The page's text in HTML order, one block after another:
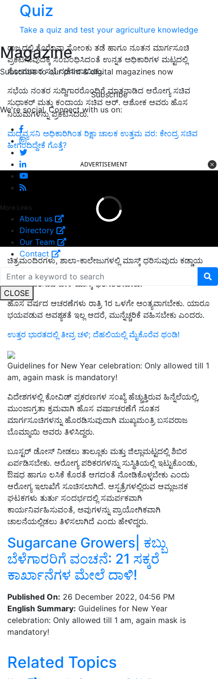
Quiz
Take a quiz and test your agriculture knowledge
Magazine
Subscribe to our print & digital magazines now
Subscribe
We're social. Connect with us on:
More Links
About us
Directory
Our Team
Contact
CLOSE
ರಾಜ್ಯದಲ್ಲಿ ಕೊರೊನಾ ಸೋಂಕು ತಡೆ ಹಾಗೂ ನೂತನ ಮಾರ್ಗಸೂಚಿ
ಪ್ರಕಟಿಸುವುದಕ್ಕೆ ಸಂಬಂಧಿಸಿದಂತೆ ಉನ್ನತ ಅಧಿಕಾರಿಗಳ ಮಟ್ಟದಲ್ಲಿ
ಸೋಮವಾರ ಸಭೆ ನಡೆಸಲಾಯಿತು.
ಸಭೆಯ ನಂತರ ಸುದ್ದಿಗಾರರೊಂದಿಗೆ ಮಾತನಾಡಿದ ಆರೋಗ್ಯ ಸಚಿವ
ಸುಧಾಕರ್‌ ಮತ್ತು ಕಂದಾಯ ಸಚಿವ ಆರ್‌. ಆಶೋಕ ಅವರು ಹೊಸ
ನಿಯಮಗಳನ್ನು ಪ್ರಕಟಿಸಿದರು.
ಮದ್ಯವ್ಯಸನಿ ಅಧಿಕಾರಿಗಿಂತ ರಿಕ್ಷಾ ಚಾಲಕ ಉತ್ತಮ ವರ: ಕೇಂದ್ರ ಸಚಿವ
ಹೀಗಂದಿದ್ದೇಕೆ ಗೊತ್ತೆ?
ADVERTISEMENT
ಚಿತ್ರಮಂದಿರಗಳು, ಶಾಲಾ-ಕಾಲೇಜುಗಳಲ್ಲಿ ಮಾಸ್ಕ್ ಧರಿಸುವುದು ಕಡ್ಡಾಯ
ಮಾಡಲಾಗಿದೆ. ಪಬ್‌ಗಳು, ರೆಸ್ಟೋರೆಂಟ್‌ಗಳು ಮತ್ತು ಬಾರ್‌ಗಳಲ್ಲಿ ಹೊಸ
ವರ್ಷ ಆಚರಿಸುವ ವೇಳೆ ಮಾಸ್ಕ್‌ ಧರಿಸಿರಲೇಬೇಕು.
ಹೊಸ ವರ್ಷದ ಆಚರಣೆಗಳು ರಾತ್ರಿ 1ರ ಒಳಗೇ ಅಂತ್ಯವಾಗಬೇಕು. ಯಾರೂ
ಭಯಪಡುವ ಅವಶ್ಯಕತೆ ಇಲ್ಲ ಆದರೆ, ಮುನ್ನೆಚ್ಚರಿಕೆ ವಹಿಸಬೇಕು ಎಂದರು.
ಉತ್ತರ ಭಾರತದಲ್ಲಿ ತೀವ್ರ ಚಳಿ; ದೆಹಲಿಯಲ್ಲಿ ಮೈಕೊರೆವ ಥಂಡಿ!
Guidelines for New Year celebration: Only allowed till 1
am, again mask is mandatory!
ವಿದೇಶಗಳಲ್ಲಿ ಕೋವಿಡ್ ಪ್ರಕರಣಗಳ‌ ಸಂಖ್ಯೆ ಹೆಚ್ಚುತ್ತಿರುವ ಹಿನ್ನೆಲೆಯಲ್ಲಿ,
ಮುಂಜಾಗ್ರತಾ ಕ್ರಮವಾಗಿ ಹೊಸ ವರ್ಷಾಚರಣೆಗೆ ನೂತನ
ಮಾರ್ಗಸೂಚಿಗಳನ್ನು ಹೊರಡಿಸುವುದಾಗಿ ಮುಖ್ಯಮಂತ್ರಿ ಬಸವರಾಜ
ಬೊಮ್ಮಾಯಿ ಅವರು ತಿಳಿಸಿದ್ದರು.
ಬೂಸ್ಟರ್ ಡೋಸ್‌ ನೀಡಲು ತಾಲ್ಲೂಕು ಮತ್ತು ಜಿಲ್ಲಾಮಟ್ಟದಲ್ಲಿ ಶಿಬಿರ
ಏರ್ಪಡಿಸಬೇಕು. ಆರೋಗ್ಯ ಪರಿಕರಗಳನ್ನು ಸುಸ್ಥಿತಿಯಲ್ಲಿ ಇಟ್ಟುಕೊಂಡು,
ಔಷಧ ಹಾಗೂ ಲಸಿಕೆ ಕೊರತೆ ಆಗದಂತೆ ನೋಡಿಕೊಳ್ಳಬೇಕು ಎಂದು
ಆರೋಗ್ಯ ಇಲಾಖೆಗೆ ಸೂಚಿಸಲಾಗಿದೆ. ಆಸ್ಪತ್ರೆಗಳಲ್ಲಿರುವ ಆಮ್ಲಜನಕ
ಘಟಕಗಳು ತುರ್ತು ಸಂದರ್ಭದಲ್ಲಿ‌ ಸಮರ್ಪಕವಾಗಿ‌
ಕಾರ್ಯನಿರ್ವಹಿಸುವಂತೆ, ಅವುಗಳನ್ನು ಪ್ರಾಯೋಗಿಕವಾಗಿ
ಚಾಲನೆಯಲ್ಲಿಡಲು ತಿಳಿಸಲಾಗಿದೆ ಎಂದು ಹೇಳಿದ್ದರು.
Sugarcane Growers| ಕಬ್ಬು
ಬೆಳೆಗಾರರಿಗೆ ವಂಚನೆ: 21 ಸಕ್ಕರೆ
ಕಾರ್ಖಾನೆಗಳ ಮೇಲೆ ದಾಳಿ!
Published On: 26 December 2022, 04:56 PM
English Summary: Guidelines for New Year
celebration: Only allowed till 1 am, again mask is
mandatory!
Related Topics